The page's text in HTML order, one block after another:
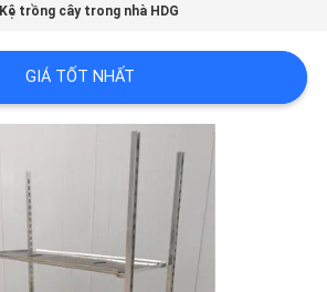
Kệ trồng cây trong nhà HDG
GIÁ TỐT NHẤT